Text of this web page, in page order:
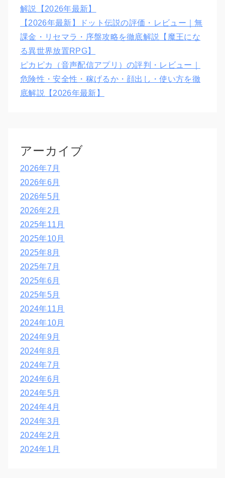
解説【2026年最新】
【2026年最新】ドット伝説の評価・レビュー｜無
課金・リセマラ・序盤攻略を徹底解説【魔王にな
る異世界放置RPG】
ピカピカ（音声配信アプリ）の評判・レビュー｜
危険性・安全性・稼げるか・顔出し・使い方を徹
底解説【2026年最新】
アーカイブ
2026年7月
2026年6月
2026年5月
2026年2月
2025年11月
2025年10月
2025年8月
2025年7月
2025年6月
2025年5月
2024年11月
2024年10月
2024年9月
2024年8月
2024年7月
2024年6月
2024年5月
2024年4月
2024年3月
2024年2月
2024年1月